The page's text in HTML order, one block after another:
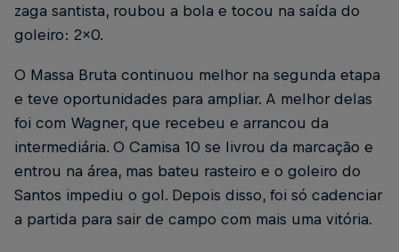
zaga santista, roubou a bola e tocou na saída do
goleiro: 2x0.
O Massa Bruta continuou melhor na segunda etapa
e teve oportunidades para ampliar. A melhor delas
foi com Wagner, que recebeu e arrancou da
intermediária. O Camisa 10 se livrou da marcação e
entrou na área, mas bateu rasteiro e o goleiro do
Santos impediu o gol. Depois disso, foi só cadenciar
a partida para sair de campo com mais uma vitória.